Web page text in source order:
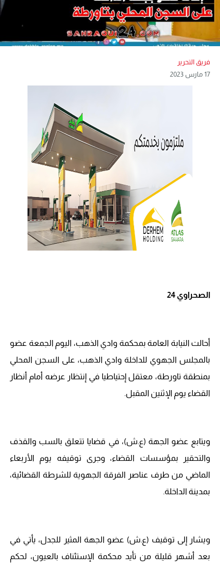
فريق التحرير
17 مارس 2023
الصحراوي 24
أحالت النيابة العامة بمحكمة وادي الذهب، اليوم الجمعة عضو
بالمجلس الجهوي للداخلة وادي الذهب، على السجن المحلي
بمنطقة تاورطة، معتقل إحتياطيا في إنتظار عرضه أمام أنظار
القضاء يوم الإثنين المقبل.
ويتابع عضو الجهة (ع.ش)، في قضايا تتعلق بالسب والقذف
والتحقير بمؤسسات القضاء، وجرى توقيفه يوم الأربعاء
الماضي من طرف عناصر الفرقة الجهوية للشرطة القضائية،
بمدينة الداخلة.
ويشار إلى توقيف (ع.ش) عضو الجهة المثير للجدل، يأتي في
بعد أشهر قليلة من تأيد محكمة الإستئناف بالعيون، لحكم